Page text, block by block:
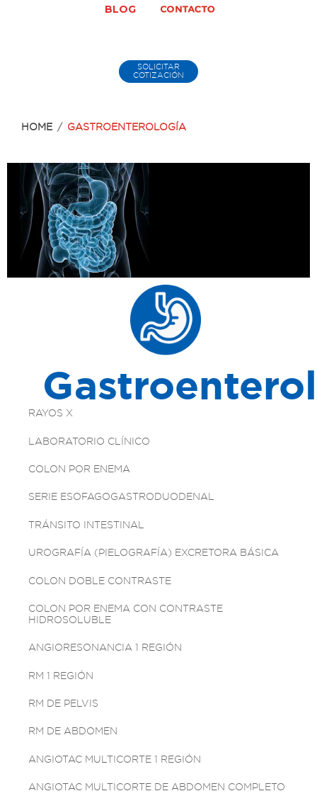
BLOG
SOLICITAR
COTIZACIÓN
HOME / GASTROENTEROLOGÍA
GASTROENTEROLOGÍA
RAYOS X
LABORATORIO CLÍNICO
COLON POR ENEMA
SERIE ESOFAGOGASTRODUODENAL
TRÁNSITO INTESTINAL
UROGRAFÍA (PIELOGRAFÍA) EXCRETORA BÁSICA
COLON DOBLE CONTRASTE
COLON POR ENEMA CON CONTRASTE
HIDROSOLUBLE
ANGIORESONANCIA 1 REGIÓN
RM 1 REGIÓN
RM DE PELVIS
RM DE ABDOMEN
ANGIOTAC MULTICORTE 1 REGIÓN
ANGIOTAC MULTICORTE DE ABDOMEN COMPLETO